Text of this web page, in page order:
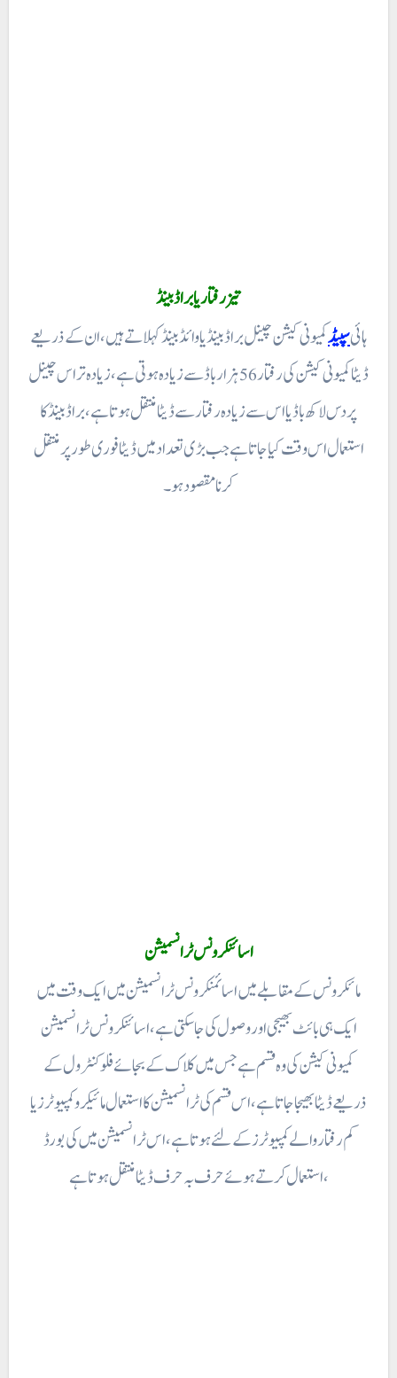
تیز رفتار یا براڈ بینڈ
ہائیسپیڈکمیونی کیشن چینل براڈ بینڈ یا وائڈ بینڈ کہلاتے ہیں ، ان کے ذریعے
ڈیٹا کمیونی کیشن کی رفتار 56 ہزار باڈ سے زیادہ ہوتی ہے، زیادہ تر اس چینل
پر دس لاکھ باڈ یا اس سے زیادہ رفتار سے ڈیٹا منتقل ہوتا ہے ، براڈ بینڈ کا
استعمال اس وقت کیا جاتا ہے جب بڑی تعداد میں ڈیٹا فوری طور پر منتقل
کرنا مقصود ہو ۔
اسائنکر ونس ٹرانسمیشن
مائکرونس کے مقابلے میں اسائمنکر ونس ٹرانسمیشن میں ایک وقت میں
ایک ہی بائٹ بھیجی اور وصول کی جاسکتی ہے، اسائنکر ونس ٹرانسمیشن
کمیونی کیشن کی وہ قسم ہے جس میں کلاک کے بجائے فلو کنٹرول کے
ذریعے ڈیٹا بھیجا جاتا ہے ، اس قسم کی ٹرانسمیشن کا استعمال مائیکرو کمپیوٹرز یا
کم رفتار والے کمپیوٹرز کے لئے ہوتا ہے ، اس ٹرانسمیشن میں کی بورڈ
استعمال کرتے ہوئے حرف بہ حرف ڈیٹا منتقل ہوتا ہے ،